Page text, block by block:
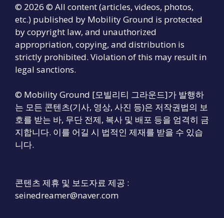
© 2026 © All content (articles, videos, photos,
etc.) published by Mobility Ground is protected
by copyright law, and unauthorized
appropriation, copying, and distribution is
strictly prohibited. Violation of this may result in
legal sanctions.
© Mobility Ground [모빌리티 그라운드]가 발행하
는 모든 콘텐츠(기사, 영상, 사진 등)은 저작권법의 보
호를 받는 바, 무단 전제, 복사 및 배포 등을 엄격히 금
지합니다. 이를 어길 시 법적인 제재를 받을 수 있습
니다.
콘텐츠 제휴 및 보도자료 제공 :
seinedreamer@naver.com